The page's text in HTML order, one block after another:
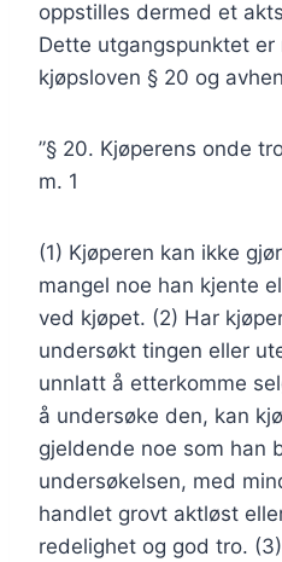
oppstilles dermed et
Dette utgangspunktet
kjøpsloven § 20 og
”§ 20. Kjøperens onde
m. 1
(1) Kjøperen kan ikke
mangel noe han kjente
ved kjøpet. (2) Har
undersøkt tingen eller
unnlatt å etterkomme
å undersøke den, kan
gjeldende noe som han
undersøkelsen, med
handlet grovt aktløst
redelighet og god tro.